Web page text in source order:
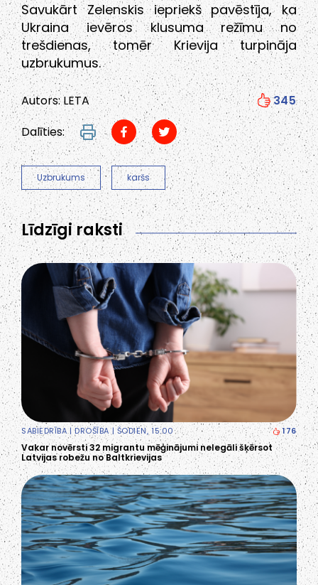
Savukārt Zelenskis iepriekš pavēstīja, ka
Ukraina ievēros klusuma režīmu no
trešdienas, tomēr Krievija turpināja
uzbrukumus.
Autors: LETA
345
Dalīties:
Uzbrukums karšs
Līdzīgi raksti
SABIEDRĪBA|DROŠĪBA| ŠODIEN, 15:00 176
Vakar novērsti 32 migrantu mēģinājumi nelegāli šķērsot
Latvijas robežu no Baltkrievijas